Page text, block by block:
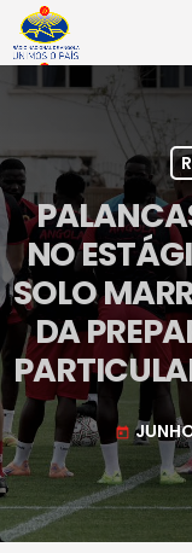
NO
SOLO
DA
today